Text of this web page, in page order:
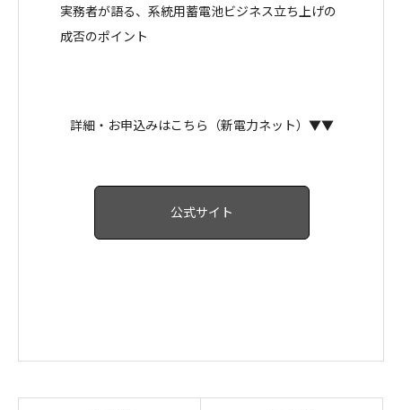
実務者が語る、系統用蓄電池ビジネス立ち上げの
成否のポイント
詳細・お申込みはこちら（新電力ネット）▼▼
公式サイト